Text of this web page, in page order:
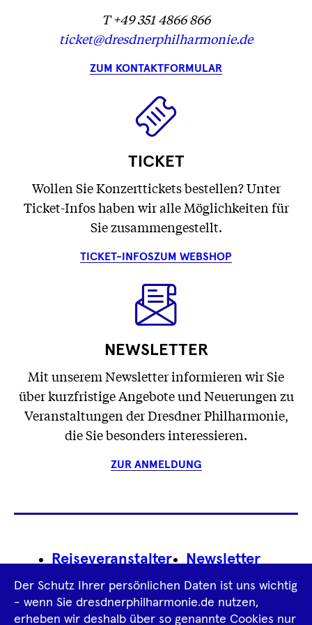
T +49 351 4866 866
ticket@dresdnerphilharmonie.de
ZUM KONTAKTFORMULAR
TICKET
Wollen Sie Konzerttickets bestellen? Unter
Ticket-Infos haben wir alle Möglichkeiten für
Sie zusammengestellt.
TICKET-INFOSZUM WEBSHOP
NEWSLETTER
Mit unserem Newsletter informieren wir Sie
über kurzfristige Angebote und Neuerungen zu
Veranstaltungen der Dresdner Philharmonie,
die Sie besonders interessieren.
ZUR ANMELDUNG
Footer
Reiseveranstalter Newsletter
Impressum
Der Schutz Ihrer persönlichen Daten ist uns wichtig
- wenn Sie dresdnerphilharmonie.de nutzen,
erheben wir deshalb über so genannte Cookies nur